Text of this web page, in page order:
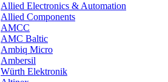
Allied Electronics & Automation
Allied Components
AMCC
AMC Baltic
Ambiq Micro
Ambersil
Würth Elektronik